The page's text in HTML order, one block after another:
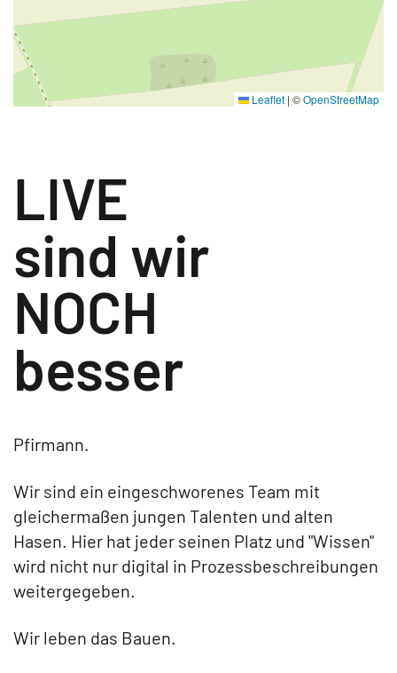
Leaflet | ©OpenStreetMap
LIVE
sind wir
NOCH
besser
Pfirmann.
Wir sind ein eingeschworenes Team mit
gleichermaßen jungen Talenten und alten
Hasen. Hier hat jeder seinen Platz und "Wissen"
wird nicht nur digital in Prozessbeschreibungen
weitergegeben.
Wir leben das Bauen.